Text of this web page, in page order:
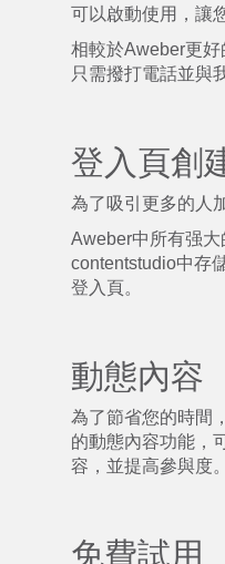
可以啟動使用，讓
相較於Aweber更好
只需撥打電話並與
登入頁創
為了吸引更多的人
Aweber中所有强
contentstudio中存
登入頁。
動態內容
為了節省您的時間
的動態內容功能，
容，並提高參與度
免費試用